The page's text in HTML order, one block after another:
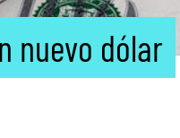
nuevo dólar